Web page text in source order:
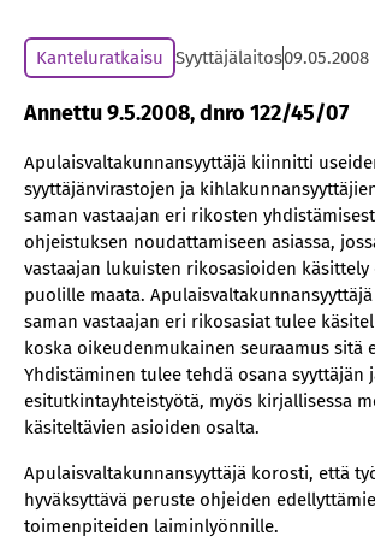
Kanteluratkaisu Syyttäjälaitos09.05.2008
Annettu 9.5.2008, dnro 122/45/07
Apulaisvaltakunnansyyttäjä kiinnitti
syyttäjänvirastojen ja
saman vastaajan eri rikosten
ohjeistuksen noudattamiseen asiassa,
vastaajan lukuisten rikosasioiden
puolille maata.
saman vastaajan eri rikosasiat tulee
koska oikeudenmukainen seuraamus sitä
Yhdistäminen tulee tehdä osana syyttäjän
esitutkintayhteistyötä, myös kirjallisessa
käsiteltävien asioiden osalta.
Apulaisvaltakunnansyyttäjä korosti, että
hyväksyttävä peruste ohjeiden
toimenpiteiden laiminlyönnille.